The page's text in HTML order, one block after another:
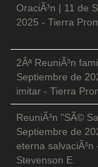
OraciÃ³n | 11 de
2025 - Tierra
2Âª ReuniÃ³n
Septiembre de
imitar - Tierra
ReuniÃ³n "SÃ©
Septiembre de
eterna salvaciÃ³n
Stevenson E.